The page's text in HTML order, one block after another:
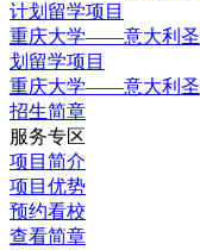
计划留学项目
重庆大学——意大利圣
划留学项目
重庆大学——意大利圣
招生简章
服务专区
项目简介
项目优势
预约看校
查看简章